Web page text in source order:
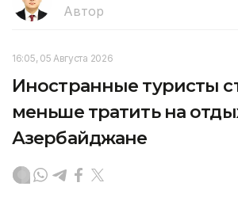
Автор
16:05, 05 Августа 2026
Иностранные туристы
меньше тратить на
Азербайджане